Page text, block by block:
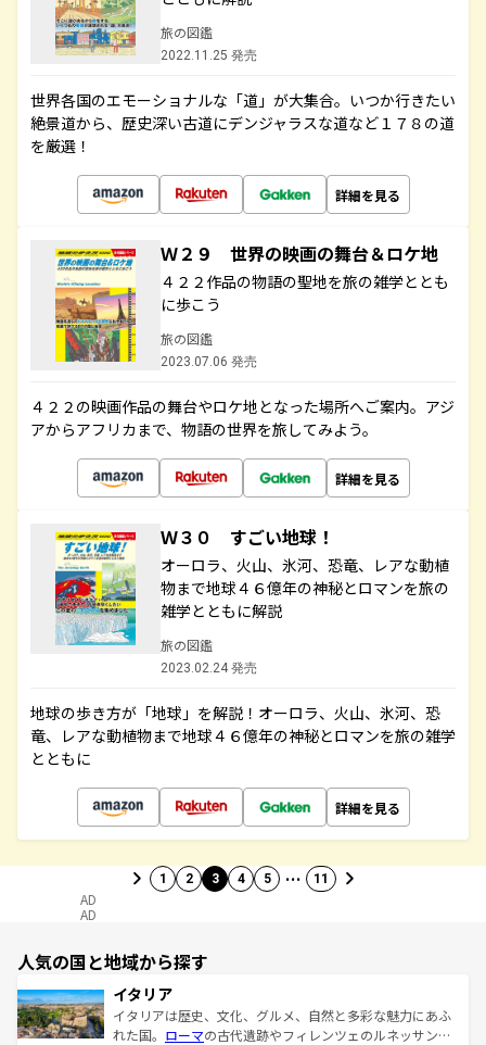
旅の図鑑
2022.11.25 発売
世界各国のエモーショナルな「道」が大集合。いつか行きたい
絶景道から、歴史深い古道にデンジャラスな道など１７８の道
を厳選！
詳細を見る
Ｗ２９ 世界の映画の舞台＆ロケ地
４２２作品の物語の聖地を旅の雑学ととも
に歩こう
旅の図鑑
2023.07.06 発売
４２２の映画作品の舞台やロケ地となった場所へご案内。アジ
アからアフリカまで、物語の世界を旅してみよう。
詳細を見る
Ｗ３０ すごい地球！
オーロラ、火山、氷河、恐竜、レアな動植
物まで地球４６億年の神秘とロマンを旅の
雑学とともに解説
旅の図鑑
2023.02.24 発売
地球の歩き方が「地球」を解説！オーロラ、火山、氷河、恐
竜、レアな動植物まで地球４６億年の神秘とロマンを旅の雑学
とともに
詳細を見る
1 2 3 4 5 … 11
AD
AD
人気の国と地域から探す
イタリア
イタリアは歴史、文化、グルメ、自然と多彩な魅力にあふ
れた国。 ローマの古代遺跡やフィレンツェのルネッサンス